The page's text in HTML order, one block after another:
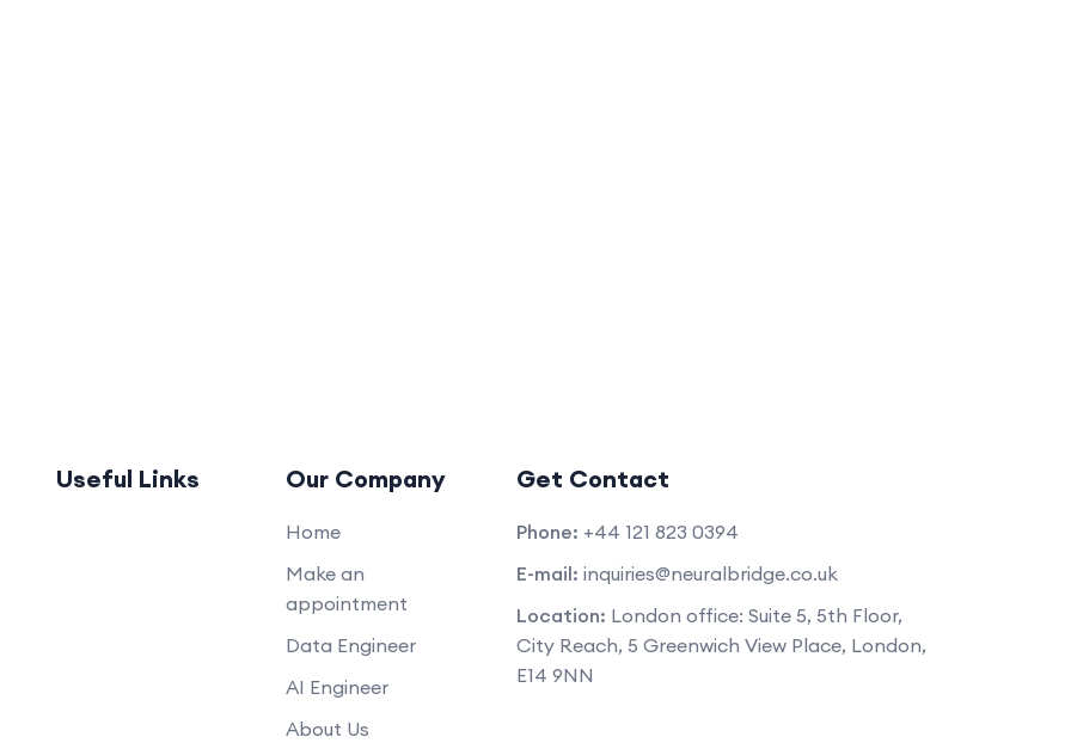
Useful Links Our Company
Home
Make an
appointment
Data Engineer
AI Engineer
About Us
Get Contact
Phone: +44 121 823 0394
E-mail: inquiries@neuralbridge.co.uk
Location: London office: Suite 5, 5th Floor,
City Reach, 5 Greenwich View Place, London,
E14 9NN